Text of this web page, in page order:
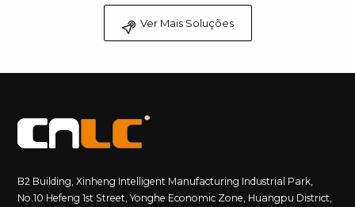
Ver Mais Soluções
B2 Building, Xinheng Intelligent Manufacturing Industrial Park,
No.10 Hefeng 1st Street, Yonghe Economic Zone, Huangpu District,